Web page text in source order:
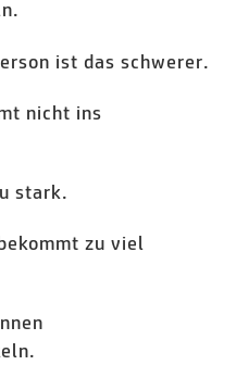
ist das schwerer.
nicht ins
stark.
zu viel